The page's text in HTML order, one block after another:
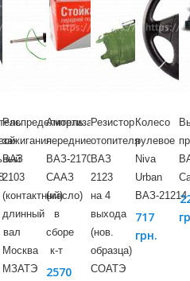
Распределитель
зажигания
ВАЗ
2103
(контактный)
длинный
вал
Москва
МЗАТЭ
Амортизаторы
передние
ВАЗ-2170
СААЗ
(масло)
в
сборе
к-т
2570
Резистор
отопителя
ВАЗ
2123
на 4
выхода
(нов.
образца)
СОАТЭ
Колесо
рулевое
Niva
Urban
ВАЗ-21214
717
грн.